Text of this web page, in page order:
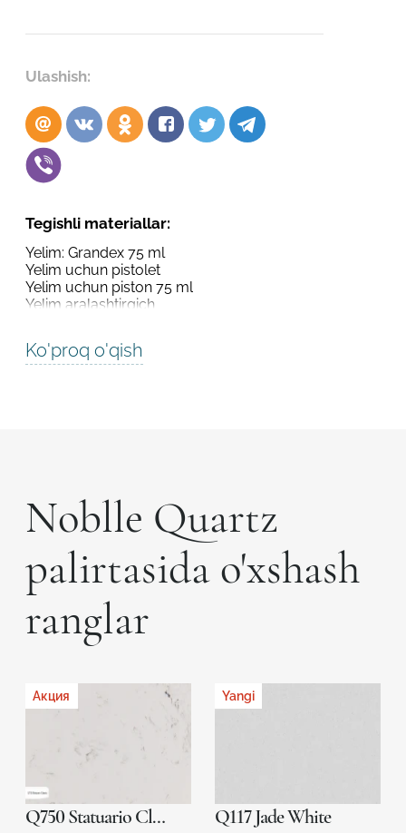
Ulashish:
Tegishli materiallar:
Yelim: Grandex 75 ml
Yelim uchun pistolet
Yelim uchun piston 75 ml
Yelim aralashtirgich
Ko'proq o'qish
Noblle Quartz
palirtasida o'xshash
ranglar
Акция
Q750 Statuario Classic
Yangi
Q117 Jade White